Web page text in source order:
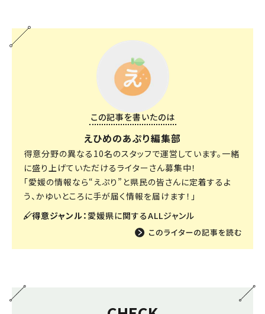
この記事を書いたのは
えひめのあぷり編集部
得意分野の異なる10名のスタッフで運営しています。一緒
に盛り上げていただけるライターさん募集中！
「愛媛の情報なら“えぷり”と県民の皆さんに定着するよ
う、かゆいところに手が届く情報を届けます！」
得意ジャンル： 愛媛県に関するALLジャンル